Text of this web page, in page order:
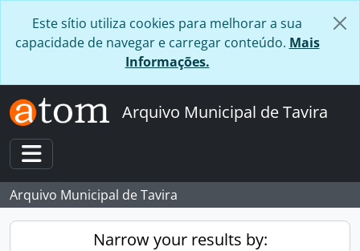
Este sítio utiliza cookies para melhorar a sua
capacidade de navegar e carregar conteúdo. Mais
Informações.
Arquivo Municipal de Tavira
Toggle navigation
Arquivo Municipal de Tavira
Narrow your results by: